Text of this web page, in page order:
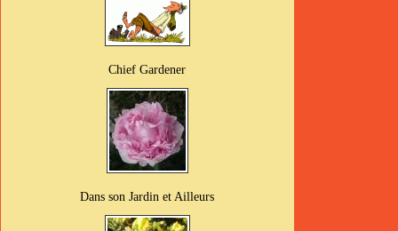
Chief Gardener
Dans son Jardin et Ailleurs